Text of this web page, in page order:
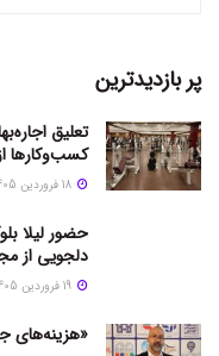
پر بازدیدترین
تعلیق
کسب‌وکارها
حضور لیلا
دلجویی از
«هزینه‌های